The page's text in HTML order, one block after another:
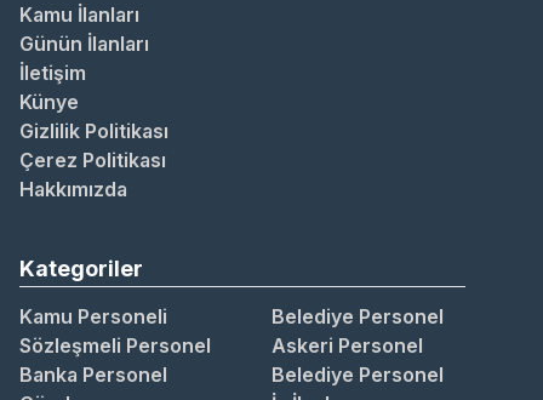
Kamu İlanları
Günün İlanları
İletişim
Künye
Gizlilik Politikası
Çerez Politikası
Hakkımızda
Kategoriler
Kamu Personeli
Belediye Personel
Sözleşmeli Personel
Askeri Personel
Banka Personel
Belediye Personel